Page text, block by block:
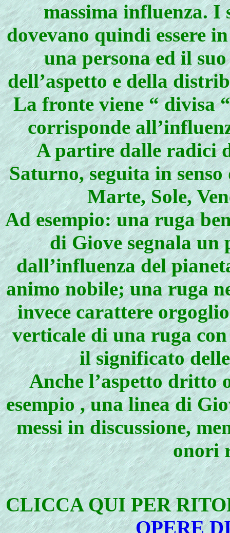
massima influenza. I
dovevano quindi essere
una persona ed il
dell’aspetto e della
La fronte viene “ divisa
corrisponde
A partire dalle radici
Saturno, seguita in
Marte, Sole,
Ad esempio: una ruga
di Giove segnala un
dall’influenza del
animo nobile; una ruga
invece carattere
verticale di una ruga
il significato
Anche l’aspetto dritto
esempio , una linea di
messi in discussione,
onori
CLICCA QUI PER
OPERE